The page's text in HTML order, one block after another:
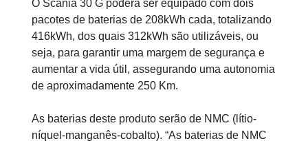
O Scania 30 G poderá ser equipado com dois
pacotes de baterias de 208kWh cada, totalizando
416kWh, dos quais 312kWh são utilizáveis, ou
seja, para garantir uma margem de segurança e
aumentar a vida útil, assegurando uma autonomia
de aproximadamente 250 Km.
As baterias deste produto serão de NMC (lítio-
níquel-manganês-cobalto). “As baterias de NMC